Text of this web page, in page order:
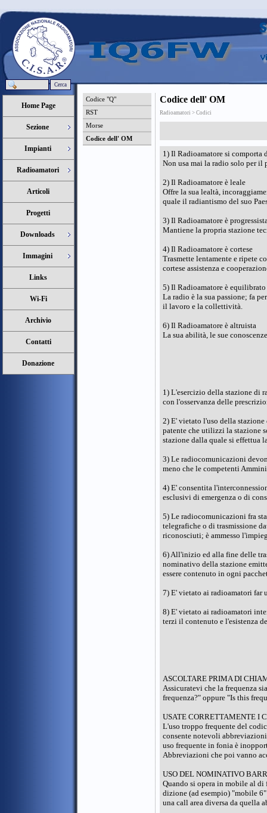
Cerca
Home Page
Sezione
Impianti
Radioamatori
Articoli
Progetti
Downloads
Immagini
Links
Wi-Fi
Archivio
Contatti
Donazione
Codice dell' OM
Radioamatori > Codici
1) Il Radioamatore si comporta
Non usa mai la radio solo per
2) Il Radioamatore è leale
Offre la sua lealtà,
quale il radiantismo del suo
3) Il Radioamatore è
Mantiene la propria stazione
4) Il Radioamatore è cortese
Trasmette lentamente e ripete
cortese assistenza e
5) Il Radioamatore è equilibrato
La radio è la sua passione; fa
il lavoro e la collettività.
6) Il Radioamatore è altruista
La sua abilità, le sue
1) L'esercizio della stazione di
con l'osservanza delle
2) E' vietato l'uso della
patente che utilizzi la stazione
stazione dalla quale si effettua
3) Le radiocomunicazioni
meno che le competenti
4) E' consentita
esclusivi di emergenza o di
5) Le radiocomunicazioni fra
telegrafiche o di trasmissione
riconosciuti; è ammesso
6) All'inizio ed alla fine delle
nominativo della stazione
essere contenuto in ogni
7) E' vietato ai radioamatori far
8) E' vietato ai radioamatori
terzi il contenuto e l'esistenza
ASCOLTARE PRIMA DI
Assicuratevi che la frequenza
frequenza?" oppure "Is this
USATE CORRETTAMENTE I
L'uso troppo frequente del
consente notevoli
uso frequente in fonia è
Abbreviazioni che poi vanno
USO DEL NOMINATIVO
Quando si opera in mobile al
dizione (ad esempio) "mobile
una call area diversa da quella
Codice "Q"
RST
Morse
Codice dell' OM